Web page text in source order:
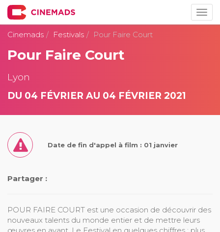
Cinemads
Festivals Pour Faire Court
Pour Faire Court
Lyon
DU 04 FÉVRIER AU 04 FÉVRIER 2021
Date de fin d'appel à film : 01 janvier
Partager :
POUR FAIRE COURT est une occasion de découvrir des
nouveaux talents du monde entier et de mettre leurs
œuvres en avant. Le Festival en quelques chiffres : plus